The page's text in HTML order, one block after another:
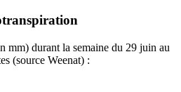
mm) durant la semaine du 29 juin au
(source Weenat) :